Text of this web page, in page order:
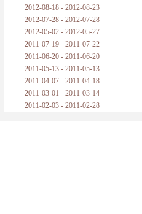
2012-08-18 - 2012-08-23
2012-07-28 - 2012-07-28
2012-05-02 - 2012-05-27
2011-07-19 - 2011-07-22
2011-06-20 - 2011-06-20
2011-05-13 - 2011-05-13
2011-04-07 - 2011-04-18
2011-03-01 - 2011-03-14
2011-02-03 - 2011-02-28